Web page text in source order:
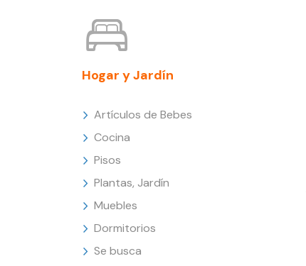
Hogar y Jardín
Artículos de Bebes
Cocina
Pisos
Plantas, Jardín
Muebles
Dormitorios
Se busca